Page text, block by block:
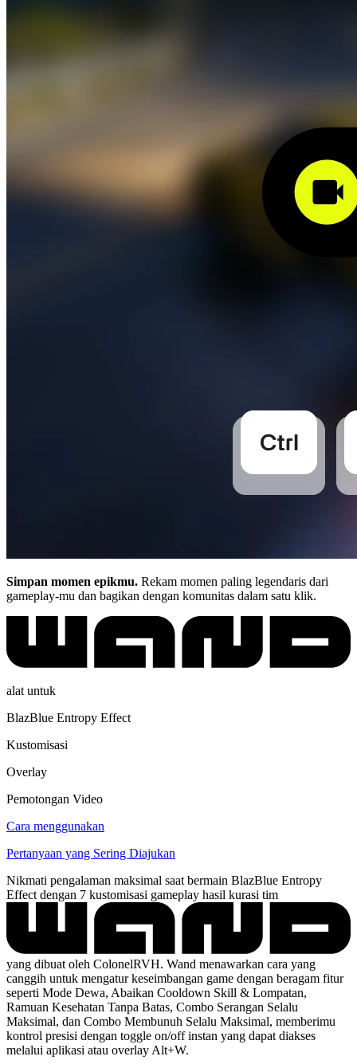
Simpan momen epikmu. Rekam momen paling legendaris dari
gameplay-mu dan bagikan dengan komunitas dalam satu klik.
alat untuk
BlazBlue Entropy Effect
Kustomisasi
Overlay
Pemotongan Video
Cara menggunakan
Pertanyaan yang Sering Diajukan
Nikmati pengalaman maksimal saat bermain BlazBlue Entropy
Effect dengan 7 kustomisasi gameplay hasil kurasi tim
yang dibuat oleh ColonelRVH. Wand menawarkan cara yang
canggih untuk mengatur keseimbangan game dengan beragam fitur
seperti Mode Dewa, Abaikan Cooldown Skill & Lompatan,
Ramuan Kesehatan Tanpa Batas, Combo Serangan Selalu
Maksimal, dan Combo Membunuh Selalu Maksimal, memberimu
kontrol presisi dengan toggle on/off instan yang dapat diakses
melalui aplikasi atau overlay Alt+W.